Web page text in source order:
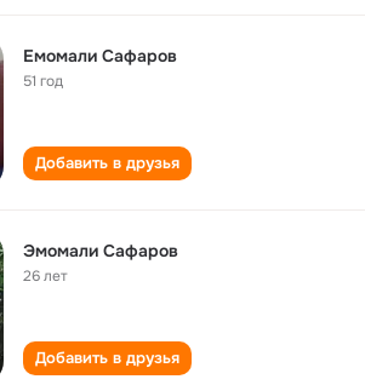
Емомали Сафаров
51 год
Добавить в друзья
Эмомали Сафаров
26 лет
Добавить в друзья